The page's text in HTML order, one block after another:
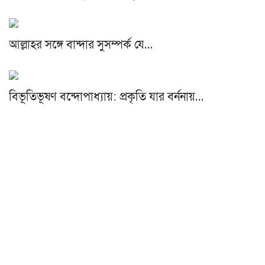
আল্লাহর সঙ্গে বান্দার সুসম্পর্ক যে…
বিভূতিভূষণ বন্দোপাধ্যায়: প্রকৃতি যার বর্ননায়…